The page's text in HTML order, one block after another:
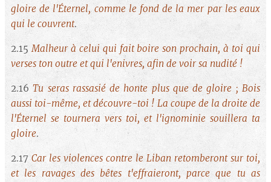
gloire de l'Éternel, comme le fond de la mer par les eaux
qui le couvrent.
2.15Malheur à celui qui fait boire son prochain, à toi qui
verses ton outre et qui l'enivres, afin de voir sa nudité !
2.16Tu seras rassasié de honte plus que de gloire ; Bois
aussi toi-même, et découvre-toi ! La coupe de la droite de
l'Éternel se tournera vers toi, et l'ignominie souillera ta
gloire.
2.17Car les violences contre le Liban retomberont sur toi,
et les ravages des bêtes t'effraieront, parce que tu as